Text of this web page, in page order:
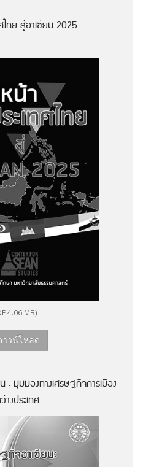
ไทย สู่อาเซียน 2025
4.06 MB)
าวน์โหลด
: มุมมองทางเศรษฐกิจการเมือง
างประเทศ